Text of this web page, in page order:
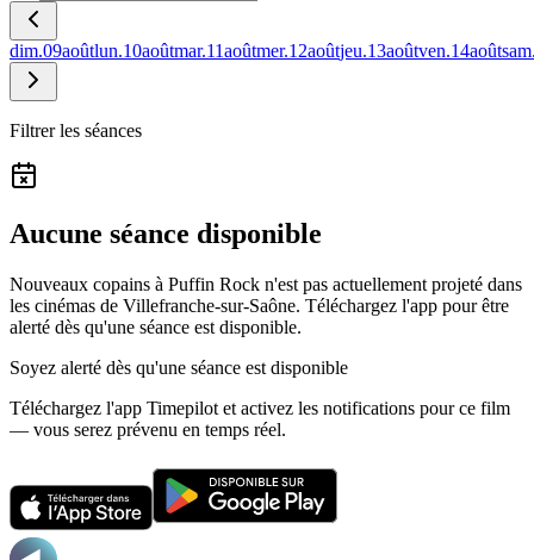
dim.09aoûtlun.10aoûtmar.11aoûtmer.12aoûtjeu.13aoûtven.14août
Filtrer les séances
Aucune séance disponible
Nouveaux copains à Puffin Rock n'est pas actuellement projeté dans
les cinémas de Villefranche-sur-Saône. Téléchargez l'app pour être
alerté dès qu'une séance est disponible.
Soyez alerté dès qu'une séance est disponible
Téléchargez l'app Timepilot et activez les notifications pour ce film
— vous serez prévenu en temps réel.